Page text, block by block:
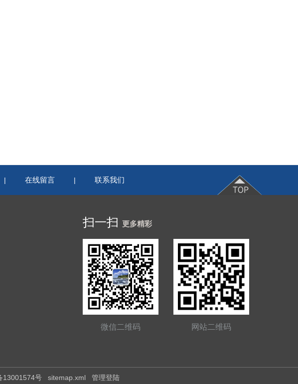
| 在线留言 | 联系我们
扫一扫 更多精彩
微信二维码 网站二维码
13001574号 sitemap.xml 管理登陆